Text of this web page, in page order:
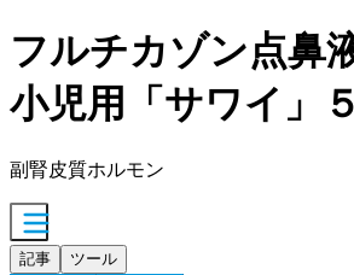
フルチカゾン点鼻
小児用「サワイ」
副腎皮質ホルモン
記事 ツール